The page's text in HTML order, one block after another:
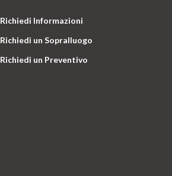
Richiedi Informazioni
Richiedi un Sopralluogo
Richiedi un Preventivo